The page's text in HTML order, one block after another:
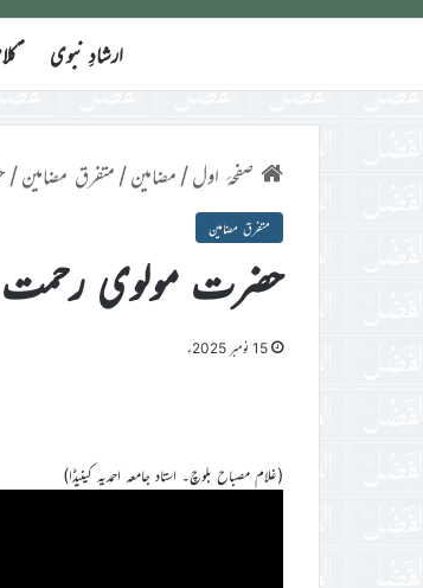
ارشادِ نبوی
صفحۂ اول/ مضامین/ متفرق مضامین/
متفرق مضامین
حضرت مولوی
15 نومبر 2025ء
(غلام مصباح بلوچ۔ استاد جامعہ احمدیہ کینیڈا)